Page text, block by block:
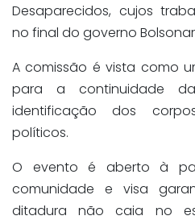
Desaparecidos, cujos
no final do governo
A comissão é vista como
para a continuidade
identificação dos
políticos.
O evento é aberto à
comunidade e visa
ditadura não caia no